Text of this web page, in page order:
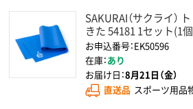
SAKURAI（サクライ）
きた 54181 1セット(1個
お申込番号：EK50596
在庫：あり
お届け日：8月21日（金）
直送品 スポーツ用品